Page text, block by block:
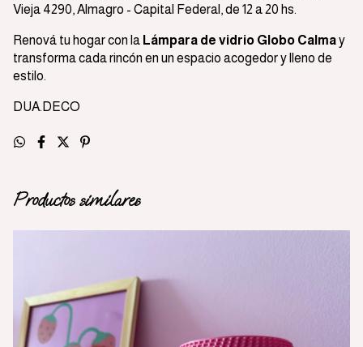
Vieja 4290, Almagro - Capital Federal, de 12 a 20 hs.
Renová tu hogar con la Lámpara de vidrio Globo Calmay
transforma cada rincón en un espacio acogedor y lleno de
estilo.
DUA.DECO
Productos similares